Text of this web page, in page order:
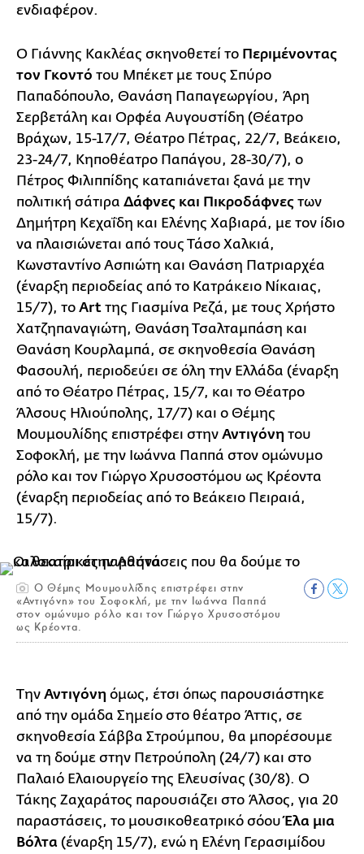
ενδιαφέρον.
Ο Γιάννης Κακλέας σκηνοθετεί το Περιμένοντας
τον Γκοντό του Μπέκετ με τους Σπύρο
Παπαδόπουλο, Θανάση Παπαγεωργίου, Άρη
Σερβετάλη και Ορφέα Αυγουστίδη (Θέατρο
Βράχων, 15-17/7, Θέατρο Πέτρας, 22/7, Βεάκειο,
23-24/7, Κηποθέατρο Παπάγου, 28-30/7), ο
Πέτρος Φιλιππίδης καταπιάνεται ξανά με την
πολιτική σάτιρα Δάφνες και Πικροδάφνες των
Δημήτρη Κεχαΐδη και Ελένης Χαβιαρά, με τον ίδιο
να πλαισιώνεται από τους Τάσο Χαλκιά,
Κωνσταντίνο Ασπιώτη και Θανάση Πατριαρχέα
(έναρξη περιοδείας από το Κατράκειο Νίκαιας,
15/7), το Art της Γιασμίνα Ρεζά, με τους Χρήστο
Χατζηπαναγιώτη, Θανάση Τσαλταμπάση και
Θανάση Κουρλαμπά, σε σκηνοθεσία Θανάση
Φασουλή, περιοδεύει σε όλη την Ελλάδα (έναρξη
από το Θέατρο Πέτρας, 15/7, και το Θέατρο
Άλσους Ηλιούπολης, 17/7) και ο Θέμης
Μουμουλίδης επιστρέφει στην Αντιγόνη του
Σοφοκλή, με την Ιωάννα Παππά στον ομώνυμο
ρόλο και τον Γιώργο Χρυσοστόμου ως Κρέοντα
(έναρξη περιοδείας από το Βεάκειο Πειραιά,
15/7).
Ο Θέμης Μουμουλίδης επιστρέφει στην
«Αντιγόνη» του Σοφοκλή, με την Ιωάννα Παππά
στον ομώνυμο ρόλο και τον Γιώργο Χρυσοστόμου
ως Κρέοντα.
Την Αντιγόνη όμως, έτσι όπως παρουσιάστηκε
από την ομάδα Σημείο στο θέατρο Άττις, σε
σκηνοθεσία Σάββα Στρούμπου, θα μπορέσουμε
να τη δούμε στην Πετρούπολη (24/7) και στο
Παλαιό Ελαιουργείο της Ελευσίνας (30/8). Ο
Τάκης Ζαχαράτος παρουσιάζει στο Άλσος, για 20
παραστάσεις, το μουσικοθεατρικό σόουΈλα μια
Βόλτα (έναρξη 15/7), ενώ η Ελένη Γερασιμίδου